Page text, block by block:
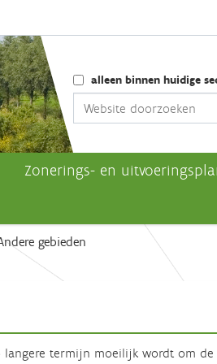
Zoekalleen binnen huidige
Zonerings- en
gebieden
termijn moeilijk wordt om de